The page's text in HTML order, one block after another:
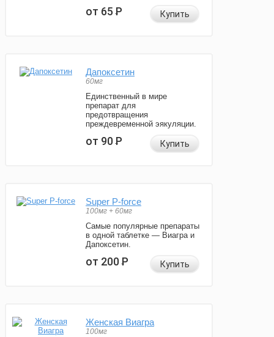
от 65Р Купить
Дапоксетин
60мг
Единственный в мире
препарат для
предотвращения
преждевременной эякуляции.
от 90Р Купить
Super P-force
100мг + 60мг
Самые популярные препараты
в одной таблетке — Виагра и
Дапоксетин.
от 200Р Купить
Женская Виагра
100мг